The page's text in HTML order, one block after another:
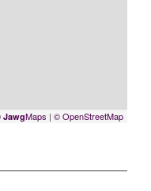
JawgMaps | © OpenStreetMap